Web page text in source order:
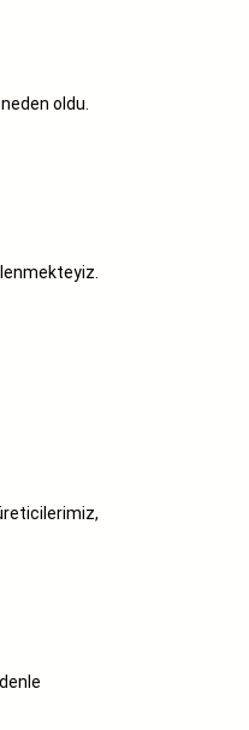
oldu.